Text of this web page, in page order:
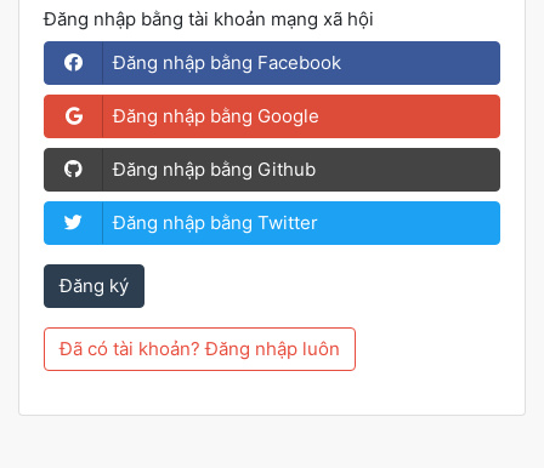
Đăng nhập bằng tài khoản mạng xã hội
Đăng nhập bằng Facebook
Đăng nhập bằng Google
Đăng nhập bằng Github
Đăng nhập bằng Twitter
Đăng ký
Đã có tài khoản? Đăng nhập luôn